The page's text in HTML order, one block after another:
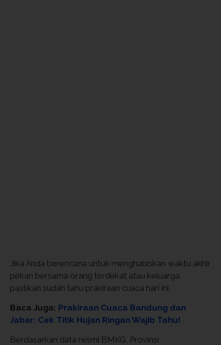
Jika Anda berencana untuk menghabiskan waktu akhir
pekan bersama orang terdekat atau keluarga,
pastikan sudah tahu prakiraan cuaca hari ini.
Baca Juga: Prakiraan Cuaca Bandung dan
Jabar: Cek Titik Hujan Ringan Wajib Tahu!
Berdasarkan data resmi BMKG, Provinsi